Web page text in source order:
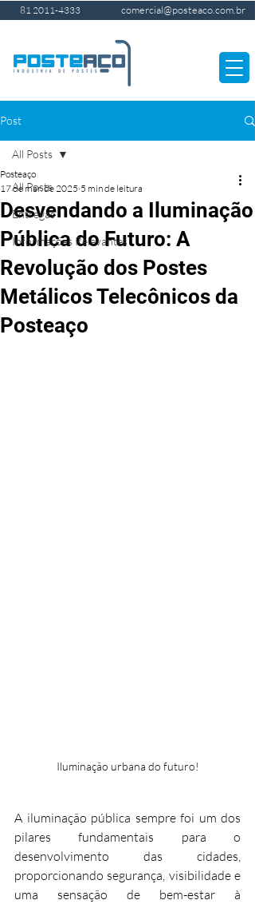
81 2011-4333 comercial@posteaco.com.br
Post
All Posts
Entregas
Informações Relevantes
All Posts
Desvendando a Iluminação
Pública do Futuro: A
Revolução dos Postes
Metálicos Telecônicos da
Posteaço
Posteaço
17 de mar. de 2025 5 min de leitura
Iluminação urbana do futuro!
A iluminação pública sempre foi um dos
pilares fundamentais para o
desenvolvimento das cidades,
proporcionando segurança, visibilidade e
uma sensação de bem-estar à